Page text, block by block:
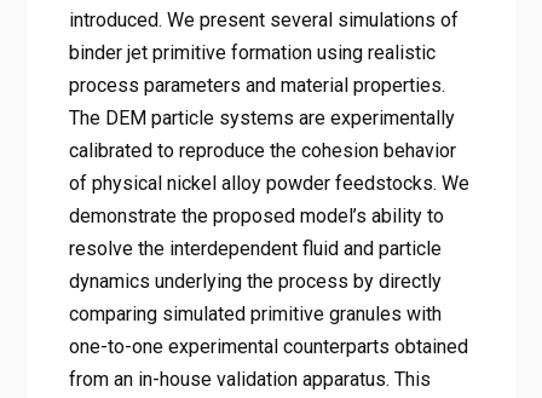
introduced. We present several simulations of
binder jet primitive formation using realistic
process parameters and material properties.
The DEM particle systems are experimentally
calibrated to reproduce the cohesion behavior
of physical nickel alloy powder feedstocks. We
demonstrate the proposed model’s ability to
resolve the interdependent fluid and particle
dynamics underlying the process by directly
comparing simulated primitive granules with
one-to-one experimental counterparts obtained
from an in-house validation apparatus. This